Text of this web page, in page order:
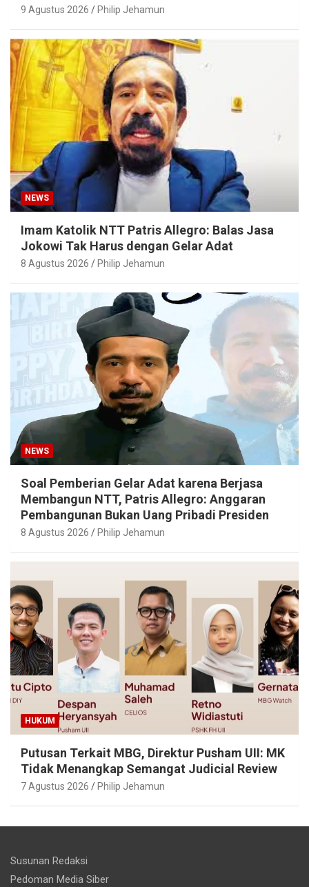
9 Agustus 2026 Philip Jehamun
NEWS
Imam Katolik NTT Patris Allegro: Balas Jasa
Jokowi Tak Harus dengan Gelar Adat
8 Agustus 2026 Philip Jehamun
NEWS
Soal Pemberian Gelar Adat karena Berjasa
Membangun NTT, Patris Allegro: Anggaran
Pembangunan Bukan Uang Pribadi Presiden
8 Agustus 2026 Philip Jehamun
HUKUM
Putusan Terkait MBG, Direktur Pusham UII: MK
Tidak Menangkap Semangat Judicial Review
7 Agustus 2026 Philip Jehamun
Susunan Redaksi
Pedoman Media Siber